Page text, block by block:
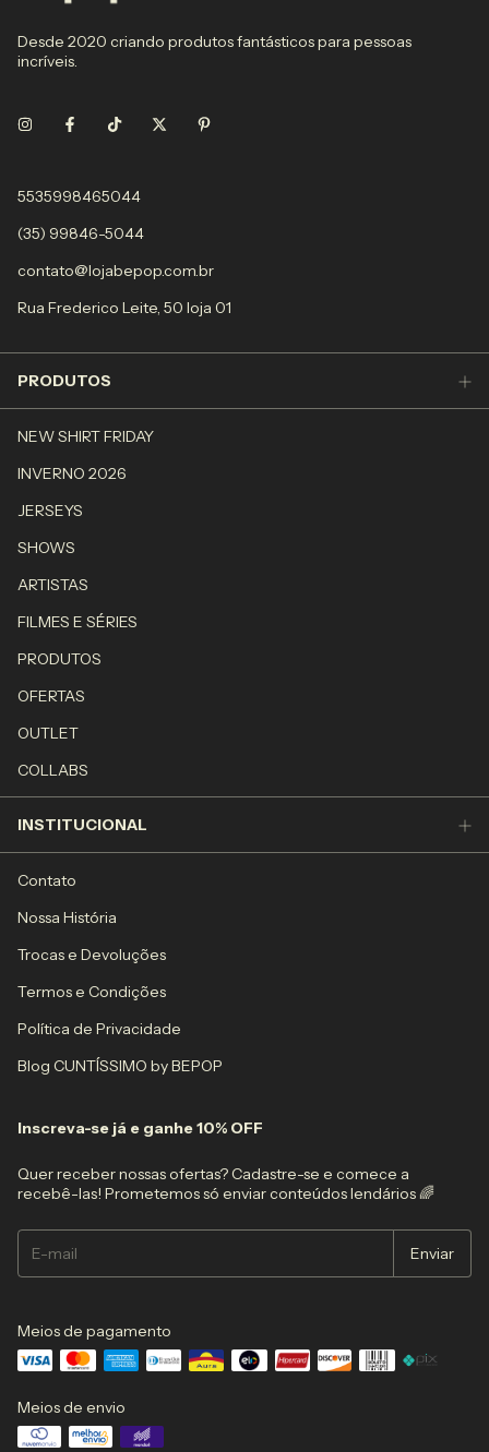
Desde 2020 criando produtos fantásticos para pessoas
incríveis.
5535998465044
(35) 99846-5044
contato@lojabepop.com.br
Rua Frederico Leite, 50 loja 01
PRODUTOS
NEW SHIRT FRIDAY
INVERNO 2026
JERSEYS
SHOWS
ARTISTAS
FILMES E SÉRIES
PRODUTOS
OFERTAS
OUTLET
COLLABS
INSTITUCIONAL
Contato
Nossa História
Trocas e Devoluções
Termos e Condições
Política de Privacidade
Blog CUNTÍSSIMO by BEPOP
Inscreva-se já e ganhe 10% OFF
Quer receber nossas ofertas? Cadastre-se e comece a
recebê-las! Prometemos só enviar conteúdos lendários 🌈
Meios de pagamento
Meios de envio